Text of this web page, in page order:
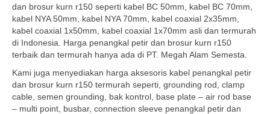
dan brosur kurn r150 seperti kabel BC 50mm, kabel BC 70mm,
kabel NYA 50mm, kabel NYA 70mm, kabel coaxial 2x35mm,
kabel coaxial 1x50mm, kabel coaxial 1x70mm asli dan termurah
di Indonesia. Harga penangkal petir dan brosur kurn r150
terbaik dan termurah hanya ada di PT. Megah Alam Semesta.
Kami juga menyediakan harga aksesoris kabel penangkal petir
dan brosur kurn r150 termurah seperti, grounding rod, clamp
cable, semen grounding, bak kontrol, base plate – air rod base
– multi point, busbar, connection sleeve penangkal petir dan